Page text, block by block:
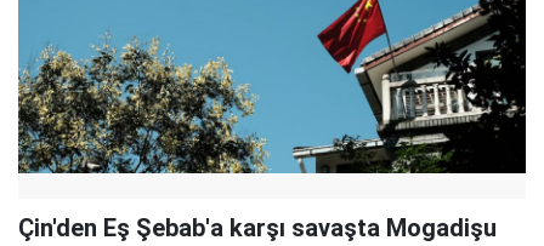
Çin'den Eş Şebab'a karşı savaşta Mogadişu